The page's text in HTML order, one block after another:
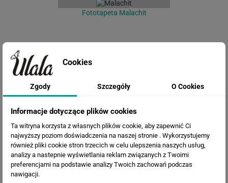
Fototapeta Malachit
Fototapeta Nowoczesna
abstrakcja
Cookies
Zgody Szczegóły O Cookies
Informacje dotyczące plików cookies
Ta witryna korzysta z własnych plików cookie, aby zapewnić Ci
najwyższy poziom doświadczenia na naszej stronie . Wykorzystujemy
również pliki cookie stron trzecich w celu ulepszenia naszych usług,
analizy a nastepnie wyświetlania reklam związanych z Twoimi
preferencjami na podstawie analizy Twoich zachowań podczas
nawigacji.